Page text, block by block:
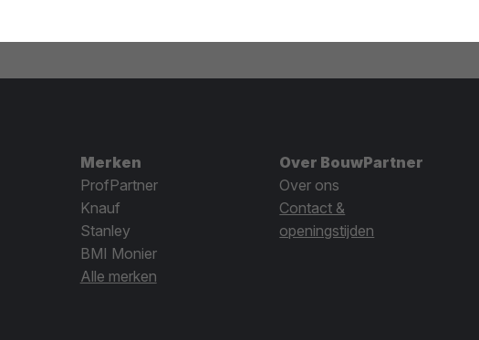
Merken
ProfPartner
Knauf
Stanley
BMI Monier
Alle merken
Over BouwPartner
Over ons
Contact &
openingstijden